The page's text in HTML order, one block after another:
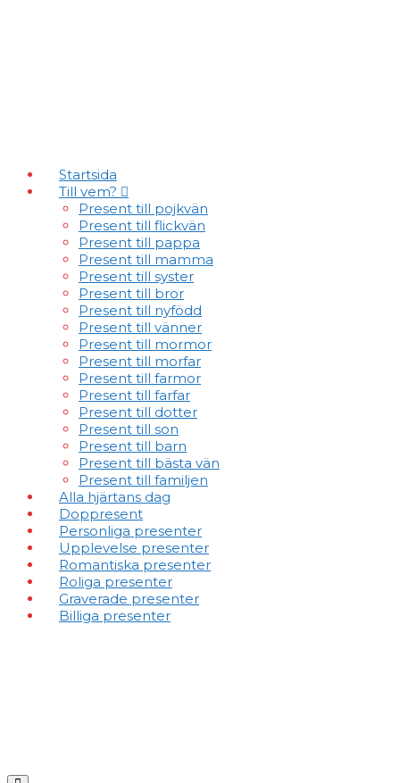
Startsida
Till vem?
Present till pojkvän
Present till flickvän
Present till pappa
Present till mamma
Present till syster
Present till bror
Present till nyfödd
Present till vänner
Present till mormor
Present till morfar
Present till farmor
Present till farfar
Present till dotter
Present till son
Present till barn
Present till bästa vän
Present till familjen
Alla hjärtans dag
Doppresent
Personliga presenter
Upplevelse presenter
Romantiska presenter
Roliga presenter
Graverade presenter
Billiga presenter